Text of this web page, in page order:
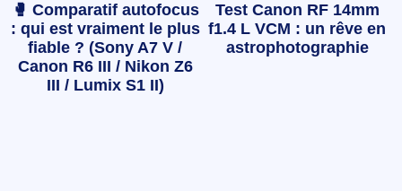
🥊 Comparatif autofocus
: qui est vraiment le plus
fiable ? (Sony A7 V /
Canon R6 III / Nikon Z6
III / Lumix S1 II)
Test Canon RF 14mm
f1.4 L VCM : un rêve en
astrophotographie